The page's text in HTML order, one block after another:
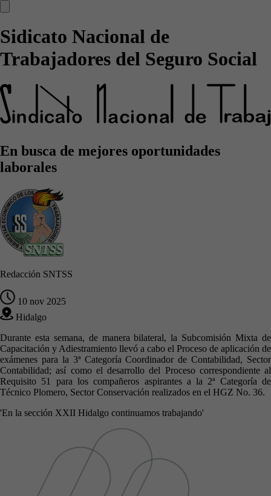
Sidicato Nacional de
Trabajadores del Seguro Social
En busca de mejores oportunidades
laborales
Redacción SNTSS
10 nov 2025
Hidalgo
Durante esta semana, de manera bilateral, la Subcomisión Mixta de
Capacitación y Adiestramiento llevó a cabo el Proceso de aplicación de
exámenes para la 3ª Categoría Coordinador de Contabilidad, Sector
Contabilidad; así como el desarrollo del Proceso correspondiente al
Requisito 51 para los compañeros aspirantes a la 2ª Categoría de
Técnico Plomero, Sector Conservación realizados en el HGZ No. 36.
'En la sección XXII Hidalgo continuamos trabajando'